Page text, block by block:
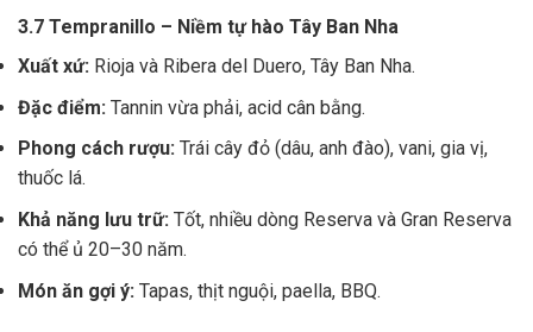
3.7 Tempranillo – Niềm tự hào Tây Ban Nha
Xuất xứ: Rioja và Ribera del Duero, Tây Ban Nha.
Đặc điểm: Tannin vừa phải, acid cân bằng.
Phong cách rượu: Trái cây đỏ (dâu, anh đào), vani, gia vị,
thuốc lá.
Khả năng lưu trữ: Tốt, nhiều dòng Reserva và Gran Reserva
có thể ủ 20–30 năm.
Món ăn gợi ý: Tapas, thịt nguội, paella, BBQ.